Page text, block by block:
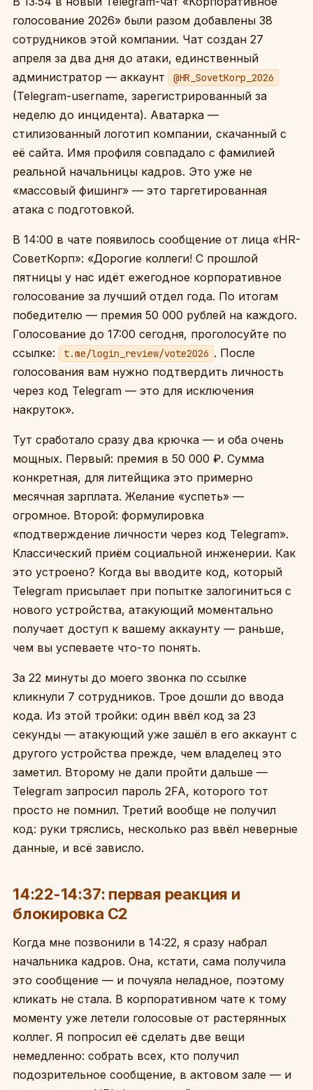
голосование 2026» были разом добавлены 38
сотрудников этой компании. Чат создан 27
апреля за два дня до атаки, единственный
администратор — аккаунт
@HR_SovetKorp_2026
(Telegram-username, зарегистрированный за
неделю до инцидента). Аватарка —
стилизованный логотип компании, скачанный с
её сайта. Имя профиля совпадало с фамилией
реальной начальницы кадров. Это уже не
«массовый фишинг» — это таргетированная
атака с подготовкой.
В 14:00 в чате появилось сообщение от лица «HR-
СоветКорп»: «Дорогие коллеги! С прошлой
пятницы у нас идёт ежегодное корпоративное
голосование за лучший отдел года. По итогам
победителю — премия 50 000 рублей на каждого.
Голосование до 17:00 сегодня, проголосуйте по
ссылке:
t.me/login_review/vote2026 . После
голосования вам нужно подтвердить личность
через код Telegram — это для исключения
накруток».
Тут сработало сразу два крючка — и оба очень
мощных. Первый: премия в 50 000 ₽. Сумма
конкретная, для литейщика это примерно
месячная зарплата. Желание «успеть» —
огромное. Второй: формулировка
«подтверждение личности через код Telegram».
Классический приём социальной инженерии. Как
это устроено? Когда вы вводите код, который
Telegram присылает при попытке залогиниться с
нового устройства, атакующий моментально
получает доступ к вашему аккаунту — раньше,
чем вы успеваете что-то понять.
За 22 минуты до моего звонка по ссылке
кликнули 7 сотрудников. Трое дошли до ввода
кода. Из этой тройки: один ввёл код за 23
секунды — атакующий уже зашёл в его аккаунт с
другого устройства прежде, чем владелец это
заметил. Второму не дали пройти дальше —
Telegram запросил пароль 2FA, которого тот
просто не помнил. Третий вообще не получил
код: руки тряслись, несколько раз ввёл неверные
данные, и всё зависло.
14:22-14:37: первая реакция и
блокировка C2
Когда мне позвонили в 14:22, я сразу набрал
начальника кадров. Она, кстати, сама получила
это сообщение — и почуяла неладное, поэтому
кликать не стала. В корпоративном чате к тому
моменту уже летели голосовые от растерянных
коллег. Я попросил её сделать две вещи
немедленно: собрать всех, кто получил
подозрительное сообщение, в актовом зале — и